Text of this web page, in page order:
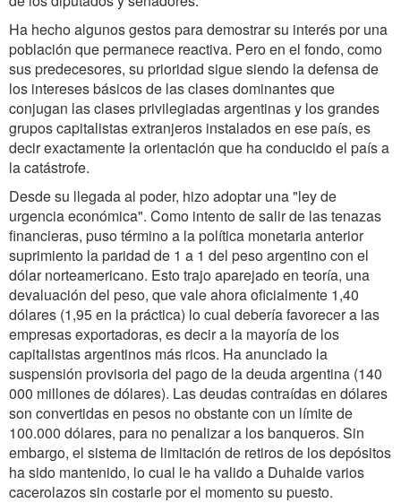
Ha hecho algunos gestos para demostrar su interés por una
población que permanece reactiva. Pero en el fondo, como
sus predecesores, su prioridad sigue siendo la defensa de
los intereses básicos de las clases dominantes que
conjugan las clases privilegiadas argentinas y los grandes
grupos capitalistas extranjeros instalados en ese país, es
decir exactamente la orientación que ha conducido el país a
la catástrofe.
Desde su llegada al poder, hizo adoptar una "ley de
urgencia económica". Como intento de salir de las tenazas
financieras, puso término a la política monetaria anterior
suprimiento la paridad de 1 a 1 del peso argentino con el
dólar norteamericano. Esto trajo aparejado en teoría, una
devaluación del peso, que vale ahora oficialmente 1,40
dólares (1,95 en la práctica) lo cual debería favorecer a las
empresas exportadoras, es decir a la mayoría de los
capitalistas argentinos más ricos. Ha anunciado la
suspensión provisoria del pago de la deuda argentina (140
000 millones de dólares). Las deudas contraídas en dólares
son convertidas en pesos no obstante con un límite de
100.000 dólares, para no penalizar a los banqueros. Sin
embargo, el sistema de limitación de retiros de los depósitos
ha sido mantenido, lo cual le ha valido a Duhalde varios
cacerolazos sin costarle por el momento su puesto.